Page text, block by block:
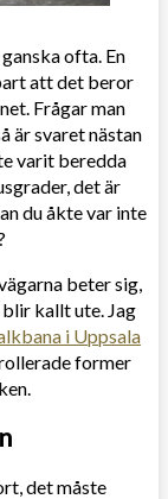
ofta. En
att det beror
Frågar man
är svaret nästan
varit beredda
det är
du åkte var inte
beter sig,
kallt ute. Jag
i Uppsala
former
det måste